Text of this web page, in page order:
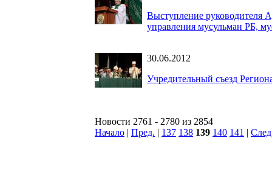
Выступление руководителя
управления мусульман РБ,
30.06.2012
Учредительный съезд
Новости 2761 - 2780 из 2854
Начало | Пред. | 137 138 139 140 141 |